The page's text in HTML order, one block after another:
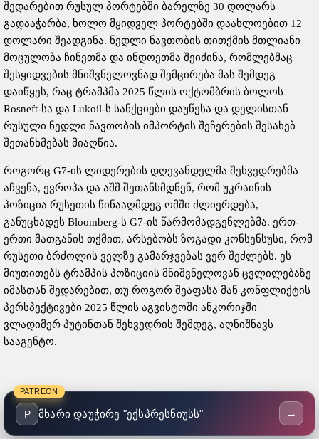
შედარებით რუსულ პორტებში ბარელზე 30 დოლარს
გადააჭარბა, ხოლო მყიდველ პორტებში დაახლოებით 12
დოლარი შეადგინა. ნედლი ნავთობის თითქმის მთლიანი
მოცულობა ჩინეთმა და ინდოეთმა შეიძინა, რომლებმაც
შესყიდვების მნიშვნელოვნად შემცირება მას შემდეგ
დაიწყეს, რაც ტრამპმა 2025 წლის ოქტომბრის ბოლოს
Rosneft-სა და Lukoil-ს სანქციები დაუწესა და დელისთან
რუსული ნედლი ნავთობის იმპორტის შეჩერების შესახებ
შეთანხმებას მიაღწია.
როგორც G7-ის ლიდერების დღევანდელმა შეხვედრებმა
აჩვენა, ევროპა და აშშ შეთანხმდნენ, რომ უკრაინის
პოზიცია რუსეთის წინააღმდეგ ომში ძლიერდება,
განუცხადეს Bloomberg-ს G7-ის წარმომადგენლებმა. ერთ-
ერთი მათგანის თქმით, არსებობს ზოგადი კონსენსუსი, რომ
რუსეთი ბრძოლის ველზე გამარჯვებას ვერ შეძლებს. ეს
მიუთითებს ტრამპის პოზიციის მნიშვნელოვან ცვლილებაზე
იმასთან შედარებით, თუ როგორ შეაფასა მან კონფლიქტის
პერსპექტივები 2025 წლის აგვისტოში ანკორიჯში
ვლადიმერ პუტინთან შეხვედრის შემდეგ, აღნიშნავს
სააგენტო.
PATREON
P მხარი დაუჭირე "ექსპრესნიუსს" →